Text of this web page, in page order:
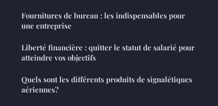
Fournitures de bureau : les indispensables pour
une entreprise
Liberté financière : quitter le statut de salarié pour
atteindre vos objectifs
Quels sont les différents produits de signalétiques
aériennes?